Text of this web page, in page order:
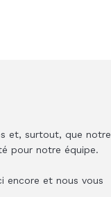
et, surtout, que notre
pour notre équipe.
encore et nous vous